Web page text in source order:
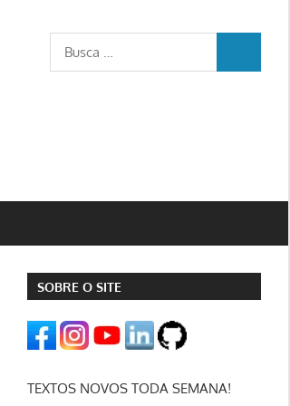
Busca
para:
SOBRE O SITE
TEXTOS NOVOS TODA SEMANA!